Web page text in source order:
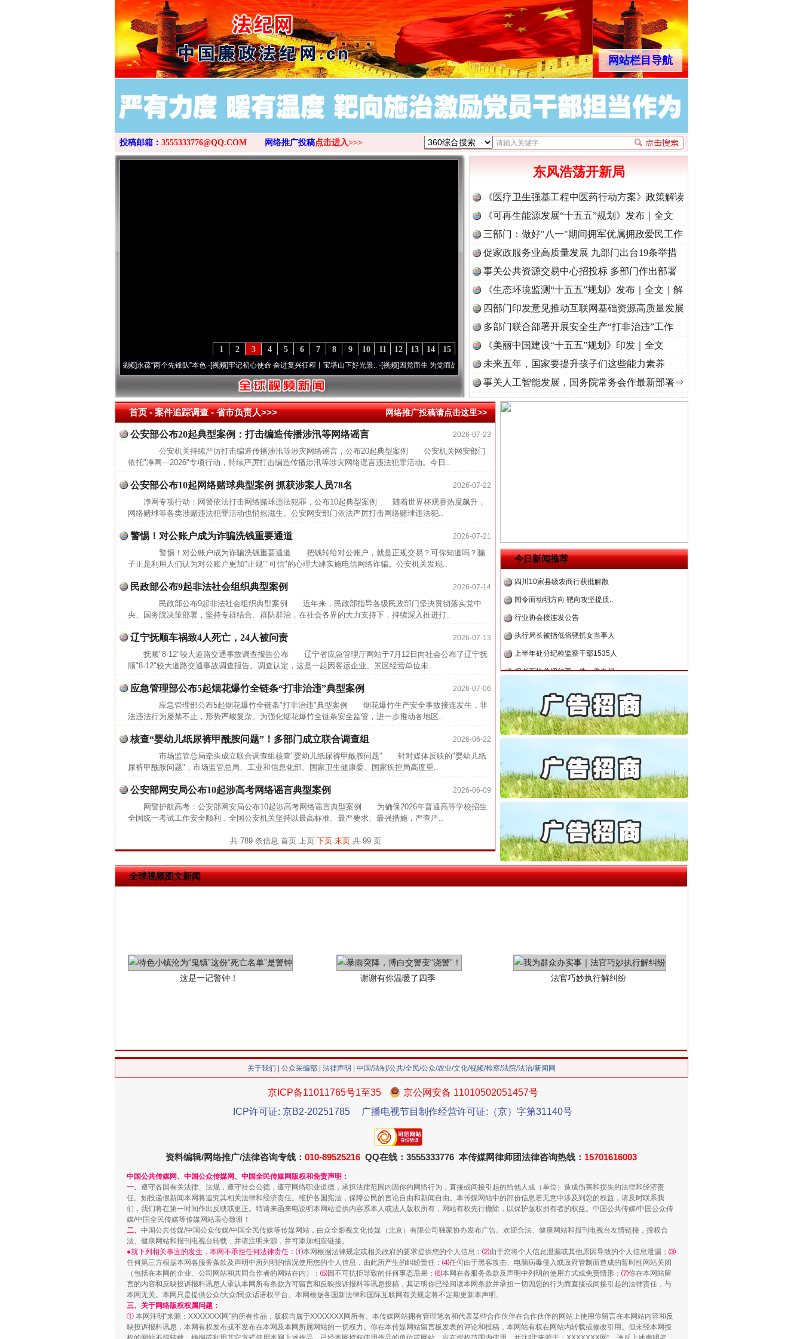
>
网站栏目导航
投稿邮箱： 3555333776@QQ.COM 网络推广投稿点击进入>>>
15
14
13
12
11
10
9
8
7
6
5
4
3
2
1
永葆“两个先锋队”本色·[视频] 牢记初心使命 奋进复兴征程丨宝塔山下好光景..·[视频] 因党而生 为党而战——百年“纪”事⑧加强纪律.. ·[视频]牢记初心使命 奋进复兴征程丨“转折之城”激荡..
东风浩荡开新局
《医疗卫生强基工程中医药行动方案》政策解读
《可再生能源发展“十五五”规划》发布｜全文
三部门：做好"八一"期间拥军优属拥政爱民工作
促家政服务业高质量发展 九部门出台19条举措
事关公共资源交易中心招投标 多部门作出部署
《生态环境监测“十五五”规划》发布｜全文｜解
读
四部门印发意见推动互联网基础资源高质量发展
多部门联合部署开展安全生产“打非治违”工作
《美丽中国建设“十五五”规划》印发｜全文
未来五年，国家要提升孩子们这些能力素养
事关人工智能发展，国务院常务会作最新部署⇒
首页- 案件追踪调查 -省市负责人>>> 网络推广投稿请点击这里>>
2026-07-23
公安部公布20起典型案例：打击编造传播涉汛等网络谣言
公安机关持续严厉打击编造传播涉汛等涉灾网络谣言，公布20起典型案例 公安机关网安部门
依托"净网—2026"专项行动，持续严厉打击编造传播涉汛等涉灾网络谣言违法犯罪活动。今日..
2026-07-22
公安部公布10起网络赌球典型案例 抓获涉案人员78名
净网专项行动：网警依法打击网络赌球违法犯罪，公布10起典型案例 随着世界杯观赛热度飙升，
网络赌球等各类涉赌违法犯罪活动也悄然滋生。公安网安部门依法严厉打击网络赌球违法犯..
2026-07-21
警惕！对公账户成为诈骗洗钱重要通道
警惕！对公账户成为诈骗洗钱重要通道 把钱转给对公账户，就是正规交易？可你知道吗？骗
子正是利用人们认为对公账户更加"正规""可信"的心理大肆实施电信网络诈骗。公安机关发现..
2026-07-14
民政部公布9起非法社会组织典型案例
民政部公布9起非法社会组织典型案例 近年来，民政部指导各级民政部门坚决贯彻落实党中
央、国务院决策部署，坚持专群结合、群防群治，在社会各界的大力支持下，持续深入推进打..
2026-07-13
辽宁抚顺车祸致4人死亡，24人被问责
抚顺"8·12"较大道路交通事故调查报告公布 辽宁省应急管理厅网站于7月12日向社会公布了辽宁抚
顺"8·12"较大道路交通事故调查报告。调查认定，这是一起因客运企业、景区经营单位未..
2026-07-06
应急管理部公布5起烟花爆竹全链条“打非治违”典型案例
应急管理部公布5起烟花爆竹全链条"打非治违"典型案例 烟花爆竹生产安全事故接连发生，非
法违法行为屡禁不止，形势严峻复杂。为强化烟花爆竹全链条安全监管，进一步推动各地区..
2026-06-22
核查“婴幼儿纸尿裤甲酰胺问题”！多部门成立联合调查组
市场监管总局牵头成立联合调查组核查"婴幼儿纸尿裤甲酰胺问题" 针对媒体反映的"婴幼儿纸
尿裤甲酰胺问题"，市场监管总局、工业和信息化部、国家卫生健康委、国家疾控局高度重..
2026-06-09
公安部网安局公布10起涉高考网络谣言典型案例
网警护航高考：公安部网安局公布10起涉高考网络谣言典型案例 为确保2026年普通高等学校招生
全国统一考试工作安全顺利，全国公安机关坚持以最高标准、最严要求、最强措施，严查严..
共 789 条信息 首页 上页 下页 末页共 99 页
今日新闻推荐
事故致5死1伤，四川省安委会挂..
四川10家县级农商行获批解散
闻令而动明方向 靶向攻坚提质..
行业协会接连发公告
执行局长被指低俗骚扰女当事人
上半年处分纪检监察干部1535人
把老百姓关切的事一件一件办好
四川省公安厅征集新型黑恶违法..
中方对6家美国实体采取反制措..
中国发起首例对外贸易国家安全..
官方通报西安赛格商场坠亡事件
最高检抗诉的疑难复杂刑事案件
事故致5死1伤，四川省安委会挂..
四川10家县级农商行获批解散
闻令而动明方向 靶向攻坚提质..
行业协会接连发公告
执行局长被指低俗骚扰女当事人
上半年处分纪检监察干部1535人
全球视频图文新闻
网上购药对药下症？
茶叶“炒上天”
这是一记警钟！ 谢谢有你温暖了四季 法官巧妙执行解纠纷
今年投资意愿榜揭晓
习近平的博鳌关键词
魏明亮严重违纪违法案透视
关于我们 公众采编部 法律声明 | 中国/法制/公共/全民/公众/农业/文化/视频/检察/法院/法治/新闻网
京ICP备11011765号1至35
京公网安备 11010502051457号
ICP许可证: 京B2-20251785
广播电视节目制作经营许可证:（京）字第31140号
资料编辑/网络推广/法律咨询专线： 010-89525216 QQ在线：3555333776 本传媒网律师团法律咨询热线： 15701616003
中国公共传媒网、中国公众传媒网、中国全民传媒网版权和免责声明：
一、 遵守各国有关法律、法规，遵守社会公德，遵守网络职业道德，承担法律范围内因你的网络行为，直接或间接引起的给他人或（单位）造成伤害和损失的法律和经济责
任。如投递假新闻本网将追究其相关法律和经济责任。维护各国宪法，保障公民的言论自由和新闻自由。本传媒网站中的部份信息若无意中涉及到您的权益，请及时联系我
们，我们将在第一时间作出反映或更正。特请来函来电说明本网站提供内容系本人或法人版权所有，网站有权先行撤除，以保护版权拥有者的权益。中国公共传媒/中国公众传
媒/中国全民传媒等传媒网站衷心致谢！
二、 中国公共传媒/中国公众传媒/中国全民传媒等传媒网站，由众全影视文化传媒（北京）有限公司独家协办发布广告。欢迎合法、健康网站和报刊电视台友情链接，授权合
法、健康网站和报刊电视台转载，并请注明来源，并可添加相应链接。
●就下列相关事宜的发生，本网不承担任何法律责任：⑴本网根据法律规定或相关政府的要求提供您的个人信息； ⑵由于您将个人信息泄漏或其他原因导致的个人信息泄漏； ⑶
任何第三方根据本网各服务条款及声明中所列明的情况使用您的个人信息，由此所产生的纠纷责任； ⑷任何由于黑客攻击、电脑病毒侵入或政府管制而造成的暂时性网站关闭
（包括在本网的企业、公司网站和共同合作者的网站在内）； ⑸因不可抗拒导致的任何事态后果； ⑹本网在各服务条款及声明中列明的使用方式或免责情形； ⑺你在本网站留
言的内容和反映投诉报料讯息人承认本网所有条款方可留言和反映投诉报料等讯息投稿，其证明你已经阅读本网条款并承担一切因您的行为而直接或间接引起的法律责任，与
本网无关。本网只是提供公众/大众/民众话语权平台。本网根据各国新法律和国际互联网有关规定将不定期更新本声明。
三、关于网络版权权属问题：
① 本网注明“来源：XXXXXXX网”的所有作品，版权均属于XXXXXXX网所有。本传媒网站拥有管理笔名和代表某些合作伙伴在合作伙伴的网站上使用你留言在本网站内容和反
映投诉报料讯息，本网有权发布或不发布在本网及本网所属网站的一切权力。你在本传媒网站留言板发表的评论和投稿，本网站有权在网站内转载或修改引用。但未经本网授